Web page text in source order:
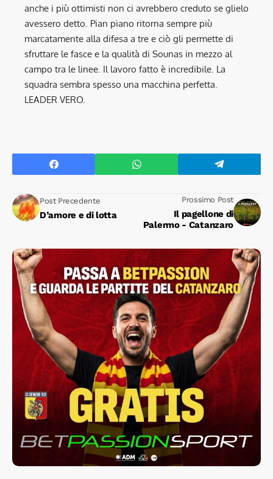
anche i più ottimisti non ci avrebbero creduto se glielo
avessero detto. Pian piano ritorna sempre più
marcatamente alla difesa a tre e ciò gli permette di
sfruttare le fasce e la qualità di Sounas in mezzo al
campo tra le linee. Il lavoro fatto è incredibile. La
squadra sembra spesso una macchina perfetta.
LEADER VERO.
Post Precedente
D’amore e di lotta
Prossimo Post
Il pagellone di
Palermo - Catanzaro